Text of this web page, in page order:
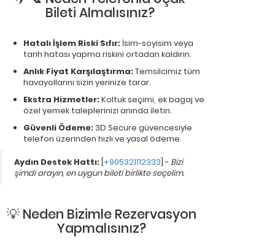
Bileti Almalısınız?
💡 Neden Bizimle Rezervasyon
Yapmalısınız?
Hatalı İşlem Riski Sıfır: İsim-soyisim veya
tarih hatası yapma riskini ortadan kaldırın.
Anlık Fiyat Karşılaştırma:Temsilcimiz tüm
havayollarını sizin yerinize tarar.
Ekstra Hizmetler:Koltuk seçimi, ek bagaj ve
özel yemek taleplerinizi anında iletin.
Güvenli Ödeme:3D Secure güvencesiyle
telefon üzerinden hızlı ve yasal ödeme.
Aydın Destek Hattı: [+905321112333] - Bizi
şimdi arayın, en uygun bileti birlikte seçelim.